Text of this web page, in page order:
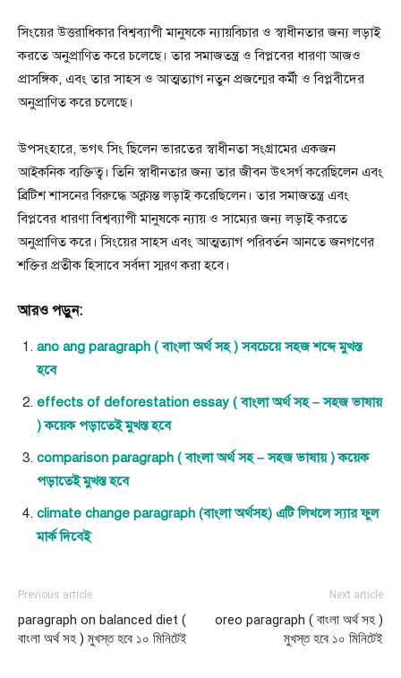
সিংয়ের উত্তরাধিকার বিশ্বব্যাপী মানুষকে ন্যায়বিচার ও স্বাধীনতার জন্য লড়াই
করতে অনুপ্রাণিত করে চলেছে। তার সমাজতন্ত্র ও বিপ্লবের ধারণা আজও
প্রাসঙ্গিক, এবং তার সাহস ও আত্মত্যাগ নতুন প্রজন্মের কর্মী ও বিপ্লবীদের
অনুপ্রাণিত করে চলেছে।
উপসংহারে, ভগৎ সিং ছিলেন ভারতের স্বাধীনতা সংগ্রামের একজন
আইকনিক ব্যক্তিত্ব। তিনি স্বাধীনতার জন্য তার জীবন উৎসর্গ করেছিলেন এবং
ব্রিটিশ শাসনের বিরুদ্ধে অক্লান্ত লড়াই করেছিলেন। তার সমাজতন্ত্র এবং
বিপ্লবের ধারণা বিশ্বব্যাপী মানুষকে ন্যায় ও সাম্যের জন্য লড়াই করতে
অনুপ্রাণিত করে। সিংয়ের সাহস এবং আত্মত্যাগ পরিবর্তন আনতে জনগণের
শক্তির প্রতীক হিসাবে সর্বদা স্মরণ করা হবে।
আরও পড়ুন:
ano ang paragraph ( বাংলা অর্থ সহ ) সবচেয়ে সহজ শব্দে মুখস্ত
হবে
effects of deforestation essay ( বাংলা অর্থ সহ – সহজ ভাষায়
) কয়েক পড়াতেই মুখস্ত হবে
comparison paragraph ( বাংলা অর্থ সহ – সহজ ভাষায় ) কয়েক
পড়াতেই মুখস্ত হবে
climate change paragraph (বাংলা অর্থসহ) এটি লিখলে স্যার ফুল
মার্ক দিবেই
Previous article
paragraph on balanced diet (
বাংলা অর্থ সহ ) মুখস্ত হবে ১০ মিনিটেই
Next article
oreo paragraph ( বাংলা অর্থ সহ )
মুখস্ত হবে ১০ মিনিটেই